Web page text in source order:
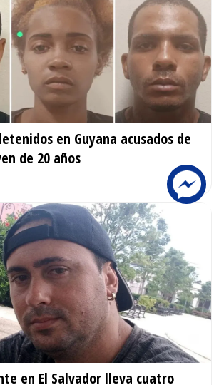
en Guyana acusados de
de 20 años
en El Salvador lleva cuatro